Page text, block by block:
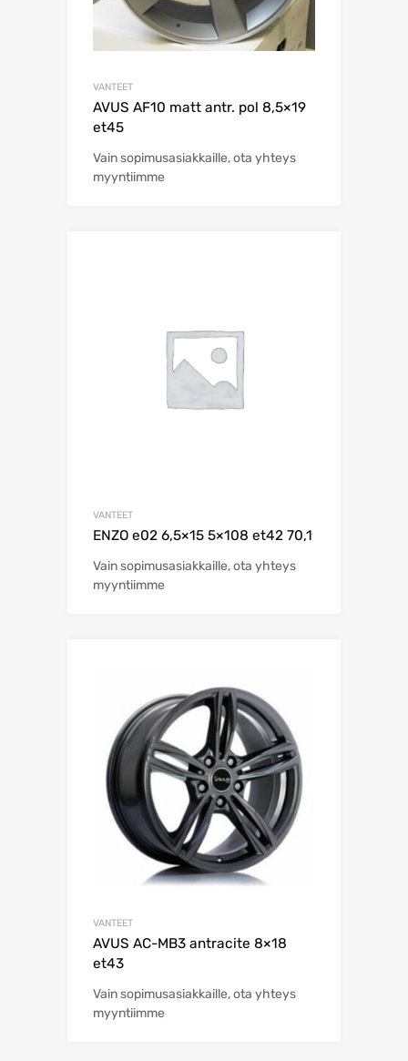
VANTEET
AVUS AF10 matt antr. pol 8,5×19
et45
Vain sopimusasiakkaille, ota yhteys
myyntiimme
VANTEET
ENZO e02 6,5×15 5×108 et42 70,1
Vain sopimusasiakkaille, ota yhteys
myyntiimme
VANTEET
AVUS AC-MB3 antracite 8×18
et43
Vain sopimusasiakkaille, ota yhteys
myyntiimme